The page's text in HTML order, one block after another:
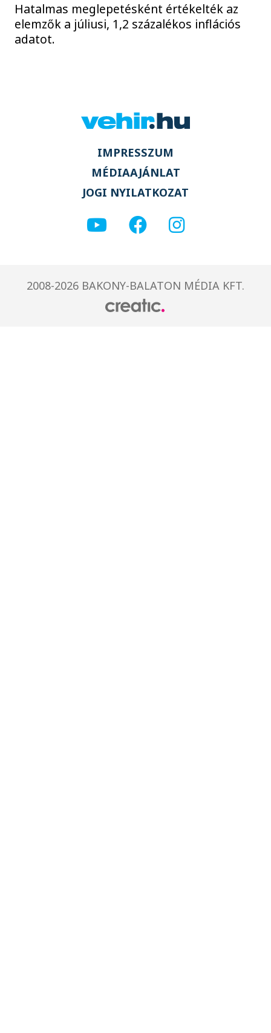
Hatalmas meglepetésként értékelték az
elemzők a júliusi, 1,2 százalékos inflációs
adatot.
IMPRESSZUM
MÉDIAAJÁNLAT
JOGI NYILATKOZAT
2008-2026 BAKONY-BALATON MÉDIA KFT.